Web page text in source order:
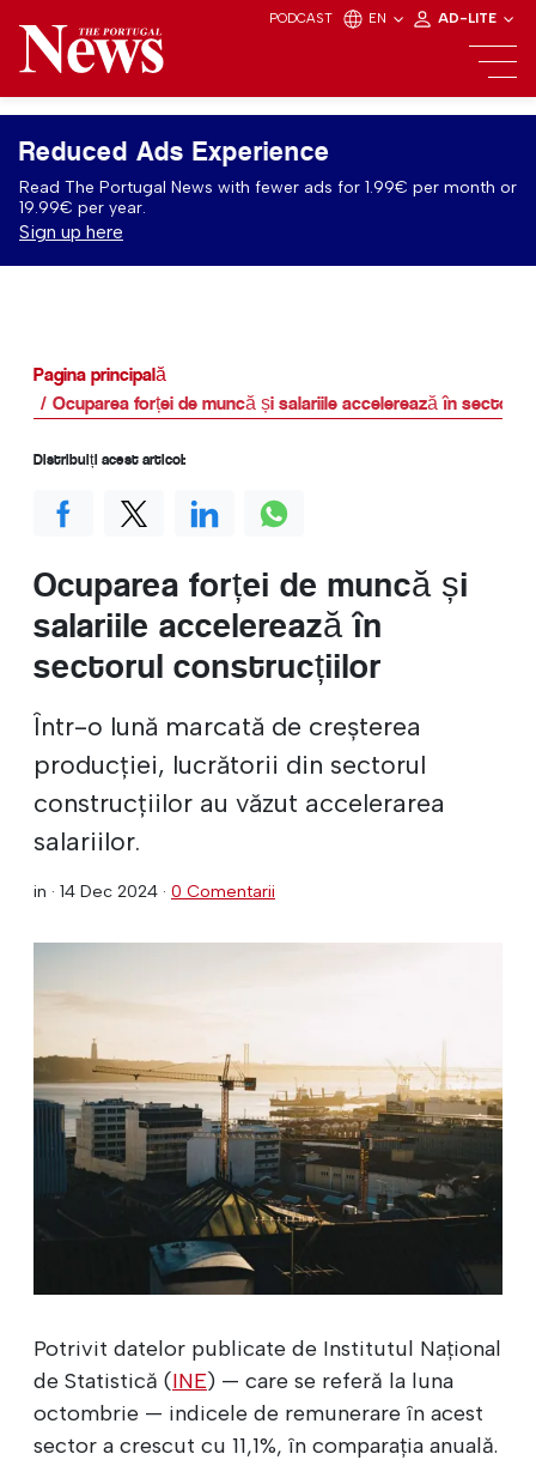
PODCAST EN AD-LITE
Reduced Ads Experience
Read The Portugal News with fewer ads for 1.99€ per month or
19.99€ per year.
Sign up here
Pagina principală
Ocuparea forței de muncă și salariile accelerează în
Ocuparea forței de muncă și
salariile accelerează în
sectorul construcțiilor
Într-o lună marcată de creșterea
producției, lucrătorii din sectorul
construcțiilor au văzut accelerarea
salariilor.
in · 14 Dec 2024 · 0 Comentarii
Potrivit datelor publicate de Institutul Național
de Statistică (INE) — care se referă la luna
octombrie — indicele de remunerare în acest
sector a crescut cu 11,1%, în comparația anuală.
Distribuiți acest articol: